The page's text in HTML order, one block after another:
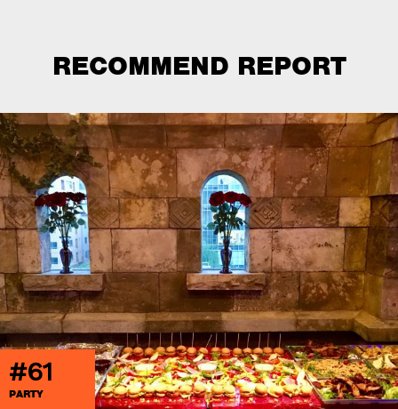
RECOMMEND REPORT
#61
PARTY